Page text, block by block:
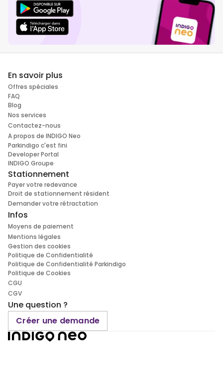
En savoir plus
Offres spéciales
FAQ
Blog
Nos services
Contactez-nous
A propos de INDIGO Neo
Parkindigo c'est fini
Developer Portal
INDIGO Groupe
Stationnement
Payer votre redevance
Droit de stationnement résident
Demander votre rétractation
Infos
Moyens de paiement
Mentions légales
Gestion des cookies
Politique de Confidentialité
Politique de Confidentialité Parkindigo
Politique de Cookies
CGU
CGV
Une question ?
Créer une demande